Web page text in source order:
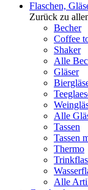
Flaschen,
Zurück zu
Becher
Coffee
Shaker
Alle
Gläser
Alle
Tassen
Tassen
Thermo
Alle